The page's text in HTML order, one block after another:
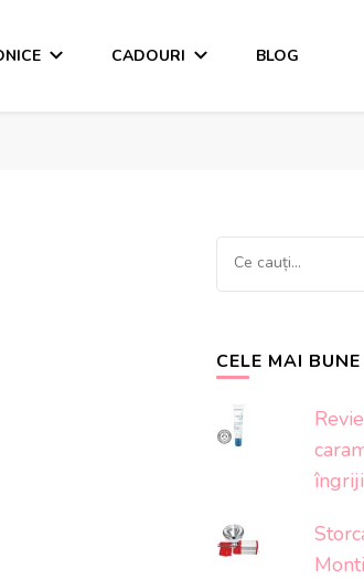
CADOURI BLOG
Cauți
ceva?
CELE MAI